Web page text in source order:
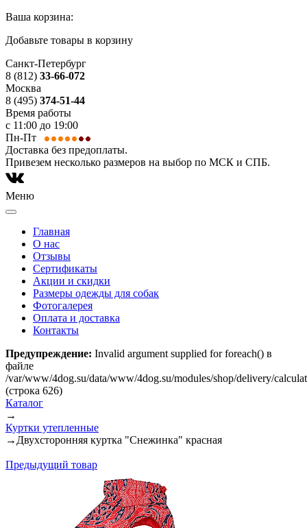
Ваша корзина:
Добавьте товары в корзину
Санкт-Петербург
8 (812) 33-66-072
Москва
8 (495) 374-51-44
Время работы
с 11:00 до 19:00
Пн-Пт
Доставка без предоплаты.
Привезем несколько размеров на выбор по МСК и СПБ.
Меню
Главная
О нас
Отзывы
Сертификаты
Акции и скидки
Размеры одежды для собак
Фотогалерея
Оплата и доставка
Контакты
Предупреждение: Invalid argument supplied for foreach() в
файле
/var/www/4dog.su/data/www/4dog.su/modules/shop/delivery/
(строка 626)
Каталог
→
Куртки утепленные
→ Двухсторонняя куртка "Снежинка" красная
Предыдущий товар